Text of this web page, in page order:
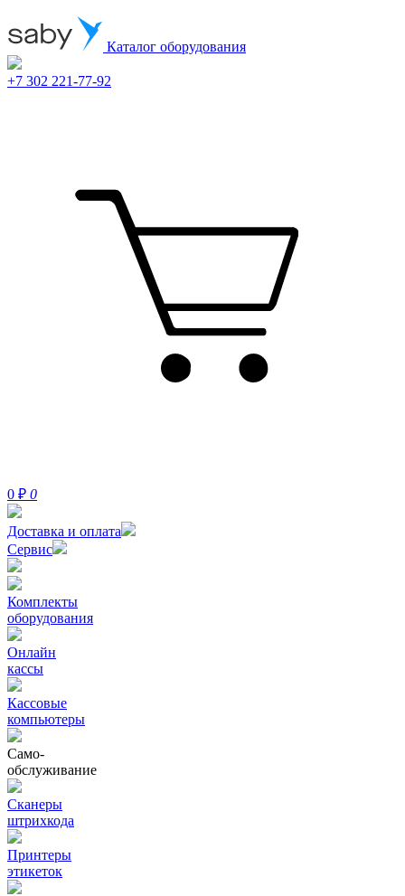
Каталог оборудования
+7 302 221-77-92
0 ₽ 0
Доставка и оплата
Сервис
Комплекты
оборудования
Онлайн
кассы
Кассовые
компьютеры
Само-
обслуживание
Сканеры
штрихкода
Принтеры
этикеток